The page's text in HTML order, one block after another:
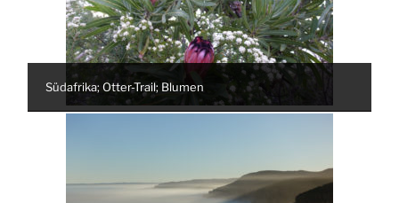
Südafrika; Otter-Trail; Blumen